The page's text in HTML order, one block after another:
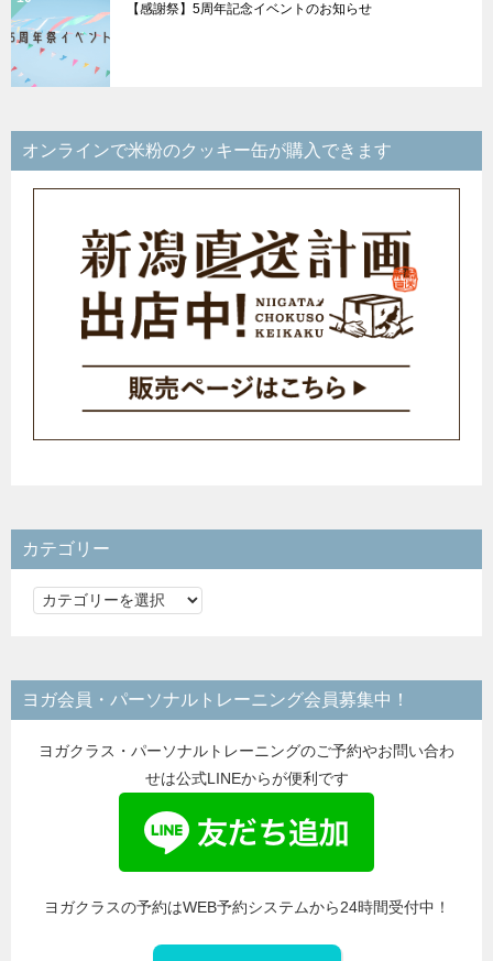
【感謝祭】5周年記念イベントのお知らせ
オンラインで米粉のクッキー缶が購入できます
カテゴリー
カ
リ
ー
ヨガ会員・パーソナルトレーニング会員募集中！
ヨガクラス・パーソナルトレーニングのご予約やお問い合わ
せは公式LINEからが便利です
ヨガクラスの予約はWEB予約システムから24時間受付中！